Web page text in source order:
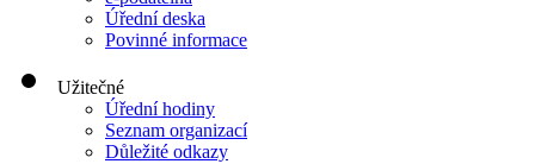
Úřední deska
Povinné informace
Užitečné
Úřední hodiny
Seznam organizací
Důležité odkazy